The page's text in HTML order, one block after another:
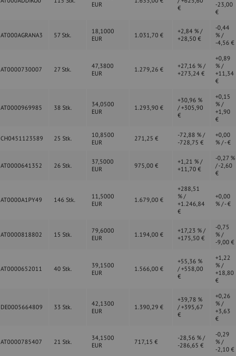
EUR
€
-23,00
€
AT000AGRANA3 57 Stk.
18,1000
EUR
1.031,70 €
+2,84 % /
+28,50 €
-0,44
% /
-4,56 €
AT0000730007 27 Stk.
47,3800
EUR
1.279,26 €
+27,16 % /
+273,24 €
+0,89
% /
+11,34
€
AT0000969985 38 Stk.
34,0500
EUR
1.293,90 €
+30,96 %
/ +305,90
€
+0,15
% /
+1,90
€
CH0451123589 25 Stk.
10,8500
EUR
271,25 €
-72,88 % /
-728,75 €
+0,00
% / - €
AT0000641352 26 Stk.
37,5000
EUR
975,00 €
+1,21 % /
+11,70 €
-0,27 %
/ -2,60
€
AT0000A1PY49 146 Stk.
11,5000
EUR
1.679,00 €
+288,51
% /
+1.246,84
€
+0,00
% / - €
AT0000818802 15 Stk.
79,6000
EUR
1.194,00 €
+17,23 % /
+175,50 €
-0,75
% /
-9,00 €
AT0000652011 40 Stk.
39,1500
EUR
1.566,00 €
+55,36 %
/ +558,00
€
+1,22
% /
+18,80
€
DE0005664809 33 Stk.
42,1300
EUR
1.390,29 €
+39,78 %
/ +395,67
€
+0,26
% /
+3,63
€
AT0000785407 21 Stk.
34,1500
EUR
717,15 €
-28,56 % /
-286,65 €
-0,29
% /
-2,10 €